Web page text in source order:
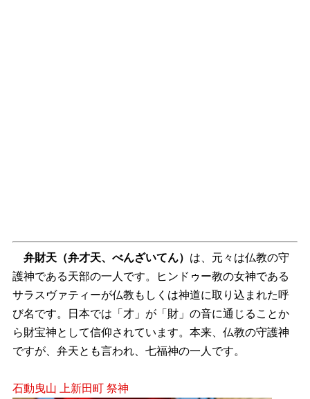
弁財天 （弁才天、べんざいてん） は、元々は仏教の守
護神である天部の一人です。ヒンドゥー教の女神である
サラスヴァティーが仏教もしくは神道に取り込まれた呼
び名です。日本では「才」が「財」の音に通じることか
ら財宝神として信仰されています。本来、仏教の守護神
ですが、弁天とも言われ、七福神の一人です。
石動曳山 上新田町 祭神